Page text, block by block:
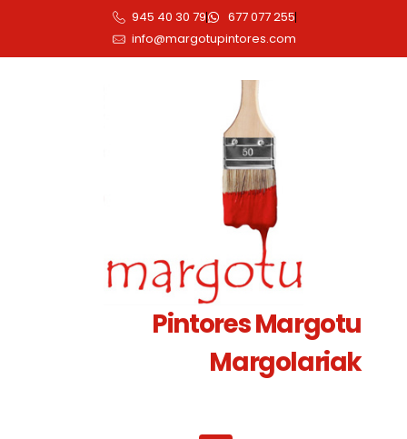
945 40 30 79
677 077 255
info@margotupintores.com
Pintores Margotu
Margolariak